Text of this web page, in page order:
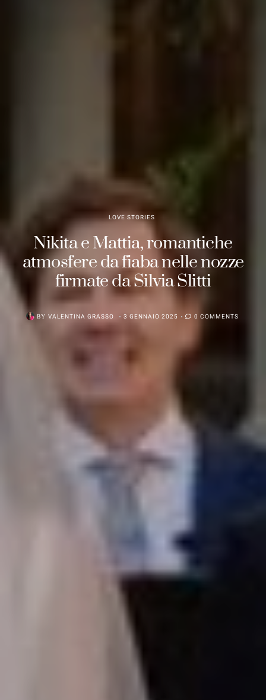
LOVE STORIES
Nikita e Mattia, romantiche
atmosfere da fiaba nelle nozze
firmate da Silvia Slitti
BY VALENTINA GRASSO 3 GENNAIO 2025 0 COMMENTS